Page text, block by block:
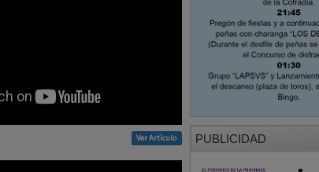
Ver Artículo
PUBLICIDAD